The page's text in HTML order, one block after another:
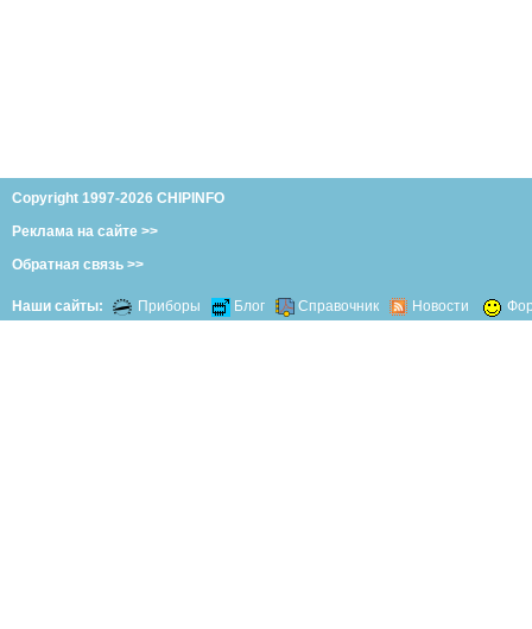
Copyright 1997-2026 CHIPINFO
Реклама на сайте >>
Обратная связь >>
Наши сайты: Приборы Блог Справочник Новости